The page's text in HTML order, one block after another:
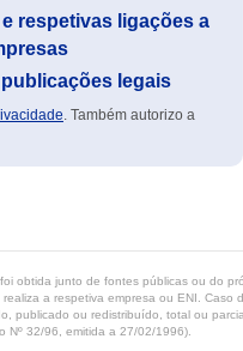
respetivas ligações a
publicações legais
. Também autorizo a
obtida junto de fontes públicas ou do
a respetiva empresa ou ENI.
ou redistribuído, total ou
Nº 32/96, emitida a 27/02/1996).